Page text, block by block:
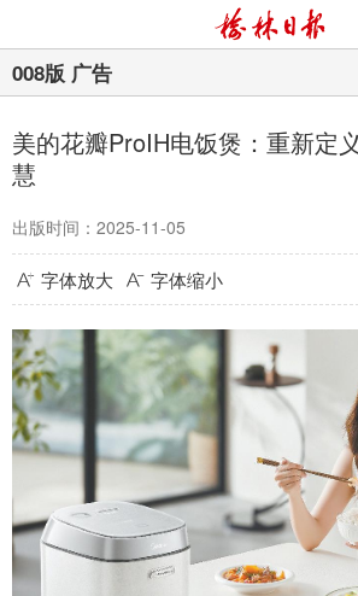
008版 广告
美的花瓣ProIH电饭煲：重新定
慧
出版时间：2025-11-05
字体放大 字体缩小